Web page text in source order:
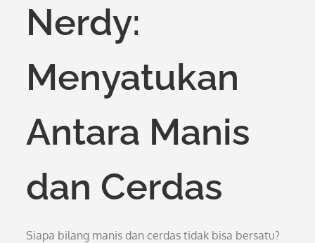
Nerdy:
Menyatukan
Antara Manis
dan Cerdas
Siapa bilang manis dan cerdas tidak bisa bersatu?